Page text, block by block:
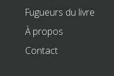
Fugueurs du livre
À propos
Contact